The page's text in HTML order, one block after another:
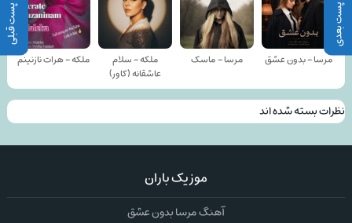
پست بعدی پست قبلی
مرسا - بدون عشق مرسا - ماسک
ملکه - سلام
عاشقانه (کاور)
ملکه - هرات نازنینم
نظرات بسته شده اند
موزیک باران
آهنگ مرسا بدون عشق